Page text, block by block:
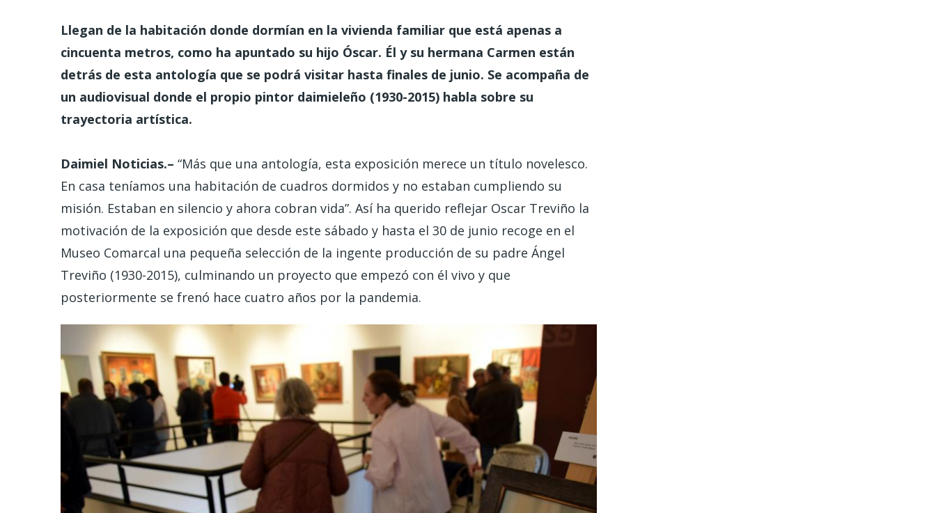
Llegan de la habitación donde dormían en la vivienda familiar que está apenas a
cincuenta metros, como ha apuntado su hijo Óscar. Él y su hermana Carmen están
detrás de esta antología que se podrá visitar hasta finales de junio. Se acompaña de
un audiovisual donde el propio pintor daimieleño (1930-2015) habla sobre su
trayectoria artística.
Daimiel Noticias.– “Más que una antología, esta exposición merece un título novelesco.
En casa teníamos una habitación de cuadros dormidos y no estaban cumpliendo su
misión. Estaban en silencio y ahora cobran vida”. Así ha querido reflejar Oscar Treviño la
motivación de la exposición que desde este sábado y hasta el 30 de junio recoge en el
Museo Comarcal una pequeña selección de la ingente producción de su padre Ángel
Treviño (1930-2015), culminando un proyecto que empezó con él vivo y que
posteriormente se frenó hace cuatro años por la pandemia.